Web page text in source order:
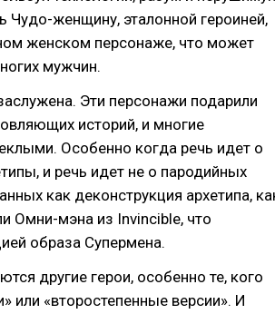
женщину, эталонной героиней,
женском персонаже, что может
мужчин.
Эти персонажи подарили
историй, и многие
Особенно когда речь идет о
и речь идет не о пародийных
как деконструкция архетипа,
Омни-мэна из Invincible, что
образа Супермена.
другие герои, особенно те, кого
или «второстепенные версии». И